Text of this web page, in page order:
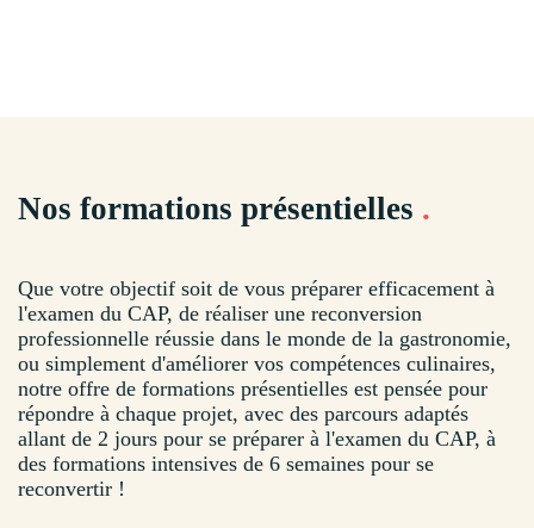
Nos formations présentielles .
Que votre objectif soit de vous préparer efficacement à
l'examen du CAP, de réaliser une reconversion
professionnelle réussie dans le monde de la gastronomie,
ou simplement d'améliorer vos compétences culinaires,
notre offre de formations présentielles est pensée pour
répondre à chaque projet, avec des parcours adaptés
allant de 2 jours pour se préparer à l'examen du CAP, à
des formations intensives de 6 semaines pour se
reconvertir !